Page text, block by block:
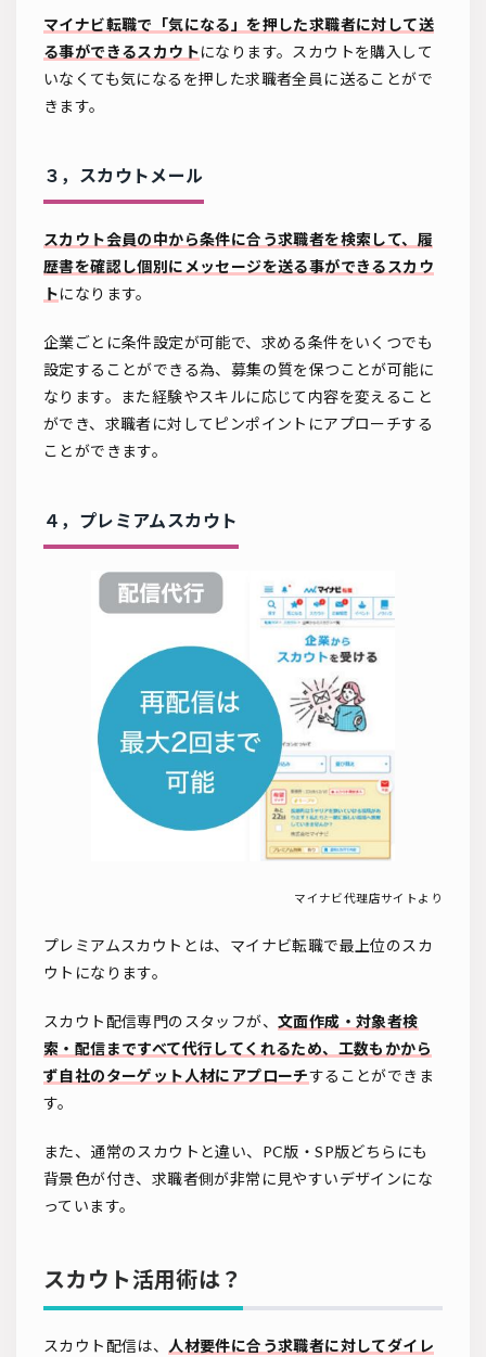
マイナビ転職で「気になる」を押した求職者に対して送
る事ができるスカウトになります。スカウトを購入して
いなくても気になるを押した求職者全員に送ることがで
きます。
３，スカウトメール
スカウト会員の中から条件に合う求職者を検索して、履
歴書を確認し個別にメッセージを送る事ができるスカウ
トになります。
企業ごとに条件設定が可能で、求める条件をいくつでも
設定することができる為、募集の質を保つことが可能に
なります。また経験やスキルに応じて内容を変えること
ができ、求職者に対してピンポイントにアプローチする
ことができます。
４，プレミアムスカウト
マイナビ代理店サイトより
プレミアムスカウトとは、マイナビ転職で最上位のスカ
ウトになります。
スカウト配信専門のスタッフが、 文面作成・対象者検
索・配信まですべて代行してくれるため、工数もかから
ず自社のターゲット人材にアプローチすることができま
す。
また、通常のスカウトと違い、PC版・SP版どちらにも
背景色が付き、求職者側が非常に見やすいデザインにな
っています。
スカウト活用術は？
スカウト配信は、
人材要件に合う求職者に対してダイレ